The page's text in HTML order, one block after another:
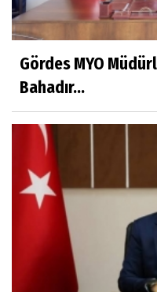
Eylül
Gezerken
Rastlamak
Kahramanlar
Dr.Fatih
Gördes MYO
Bahadır...